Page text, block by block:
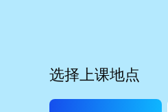
选择上课地点